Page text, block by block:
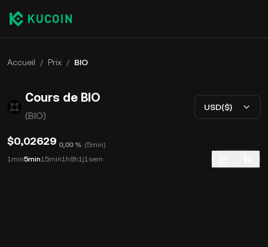
Accueil / Prix / BIO
Cours de BIO
(BIO)
USD($)
$0,02629 0,00 % (5min)
1min5min15min1h8h1j1sem